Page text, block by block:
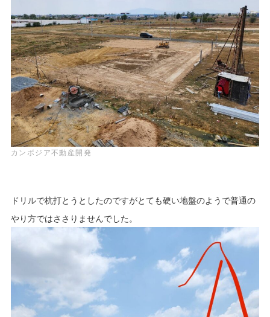
カンボジア不動産開発
ドリルで杭打とうとしたのですがとても硬い地盤のようで普通の
やり方ではささりませんでした。